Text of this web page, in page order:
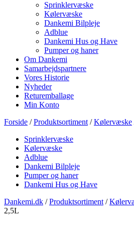
Sprinklervæske
Kølervæske
Dankemi Bilpleje
Adblue
Dankemi Hus og Have
Pumper og haner
Om Dankemi
Samarbejdspartnere
Vores Historie
Nyheder
Returemballage
Min Konto
Forside /Produktsortiment /Kølervæske
Sprinklervæske
Kølervæske
Adblue
Dankemi Bilpleje
Pumper og haner
Dankemi Hus og Have
Dankemi.dk /Produktsortiment /
2,5L